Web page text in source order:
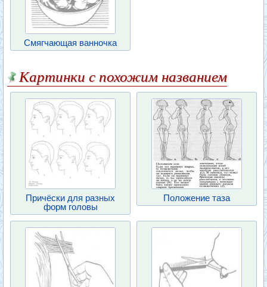
Смягчающая ванночка
Картинки с похожим названием
Причёски для разных
форм головы
Положение таза